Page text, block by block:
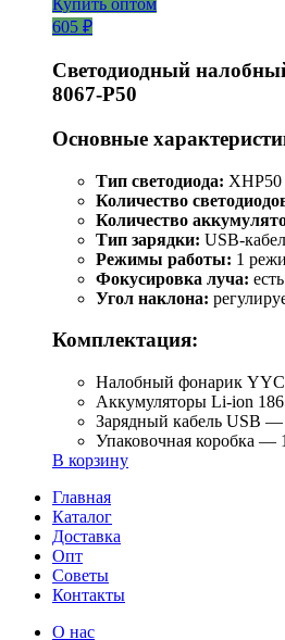
Купить оптом
605 ₽
Светодиодный
8067-P50
Основные
Тип светодиода: XHP50
Количество
Количество
Тип зарядки: USB-
Режимы работы: 1
Фокусировка луча:
Угол наклона:
Комплектация:
Налобный фонарик
Аккумуляторы Li-ion
Зарядный кабель USB
Упаковочная коробка —
В корзину
Главная
Каталог
Доставка
Опт
Советы
Контакты
О нас